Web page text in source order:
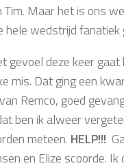
Maar het is ons
hele wedstrijd
deze keer
Dat ging een
Remco, goed
ben ik alweer
meteen. HELP!!!
en Elize scoorde.